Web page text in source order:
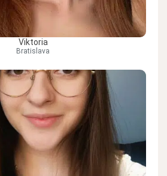
Viktoria
Bratislava